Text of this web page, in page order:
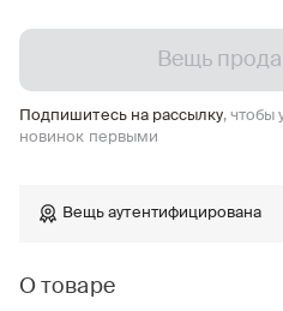
Вещь
Подпишитесь на рассылку, чтобы
новинок первыми
Вещь аутентифицирована
О товаре